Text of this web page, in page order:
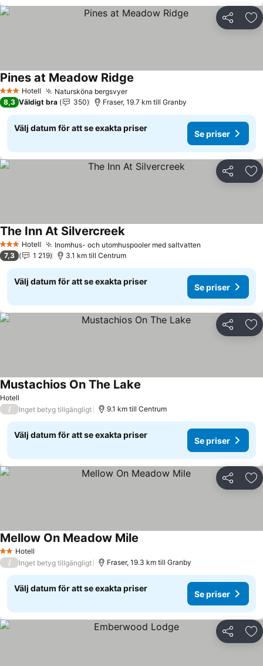
Dela
3 StjärnorHotell Natursköna bergsvyer
Pines at Meadow Ridge
8,3 Väldigt bra 350 Fraser, 19.7 km till Granby
Välj datum för att se exakta priser
Se priser
Dela
3 StjärnorHotell Inomhus- och utomhuspooler med saltvatten
The Inn At Silvercreek
7,3 1 219 3.1 km till Centrum
Välj datum för att se exakta priser
Se priser
Dela
Hotell
Mustachios On The Lake
/ Inget betyg tillgängligt 9.1 km till Centrum
Välj datum för att se exakta priser
Se priser
Dela
2 Stjärnor
Hotell
Mellow On Meadow Mile
/ Inget betyg tillgängligt Fraser, 19.3 km till Granby
Välj datum för att se exakta priser
Se priser
Dela